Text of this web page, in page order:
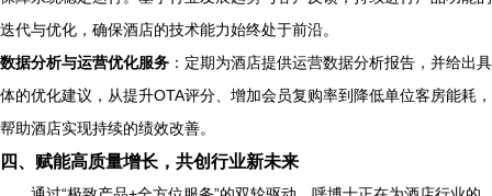
迭代与优化，确保酒店的技术能力始终处于前沿。
数据分析与运营优化服务 ：定期为酒店提供运营数据分析报告，并给出具
体的优化建议，从提升OTA评分、增加会员复购率到降低单位客房能耗，
帮助酒店实现持续的绩效改善。
四、赋能高质量增长，共创行业新未来